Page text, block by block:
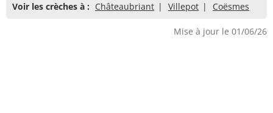
Voir les crèches à : Châteaubriant Villepot Coësmes
Mise à jour le 01/06/26